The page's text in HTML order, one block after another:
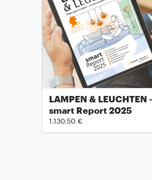
LAMPEN & LEUCHTEN
smart Report 2025
1.130,50 €